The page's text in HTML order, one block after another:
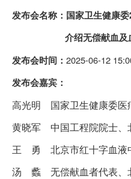
发布会名称： 国家卫生健康
介绍无偿献血
发布会时间： 2025-06-12
发布会嘉宾：
高光明 国家卫生健康委医
黄晓军 中国工程院院士、
王 勇 北京市红十字血液
汤 蠡 无偿献血者代表、